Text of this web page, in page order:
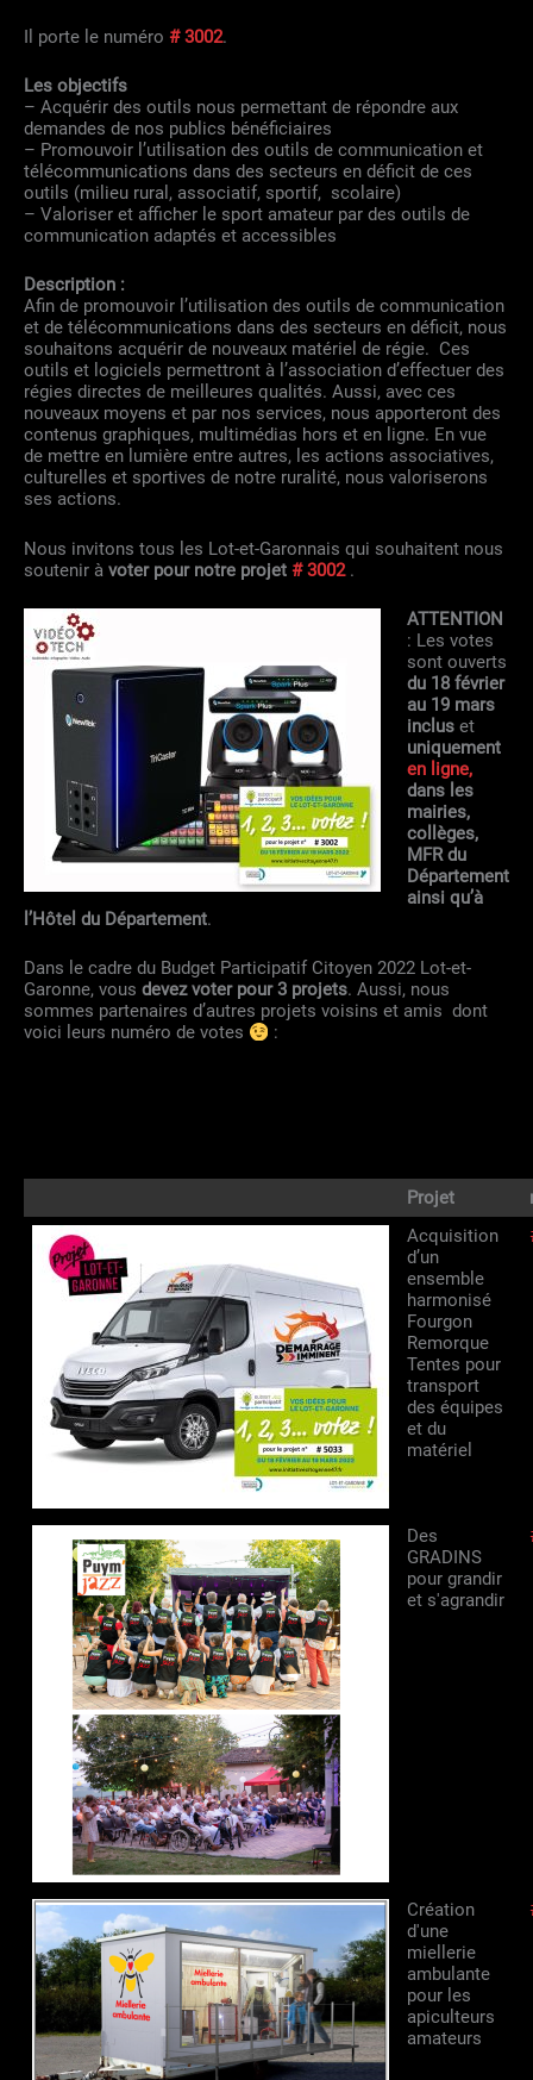
Il porte le numéro # 3002.
Les objectifs
– Acquérir des outils nous permettant de répondre aux
demandes de nos publics bénéficiaires
– Promouvoir l’utilisation des outils de communication et
télécommunications dans des secteurs en déficit de ces
outils (milieu rural, associatif, sportif, scolaire)
– Valoriser et afficher le sport amateur par des outils de
communication adaptés et accessibles
Description :
Afin de promouvoir l’utilisation des outils de communication
et de télécommunications dans des secteurs en déficit, nous
souhaitons acquérir de nouveaux matériel de régie. Ces
outils et logiciels permettront à l’association d’effectuer des
régies directes de meilleures qualités. Aussi, avec ces
nouveaux moyens et par nos services, nous apporteront des
contenus graphiques, multimédias hors et en ligne. En vue
de mettre en lumière entre autres, les actions associatives,
culturelles et sportives de notre ruralité, nous valoriserons
ses actions.
Nous invitons tous les Lot-et-Garonnais qui souhaitent nous
soutenir à voter pour notre projet # 3002 .
ATTENTION
: Les votes
sont ouverts
du 18 février
au 19 mars
incluset
uniquement
en ligne,
dans les
mairies,
collèges,
MFR du
Département
ainsi qu’à
l’Hôtel du Département.
Dans le cadre du Budget Participatif Citoyen 2022 Lot-et-
Garonne, vous devez voter pour 3 projets. Aussi, nous
sommes partenaires d’autres projets voisins et amis dont
voici leurs numéro de votes
:
Projet
Acquisition
d’un
ensemble
harmonisé
Fourgon
Remorque
Tentes pour
transport
des équipes
et du
matériel
Des
GRADINS
pour grandir
et s'agrandir
Création
d'une
miellerie
ambulante
pour les
apiculteurs
amateurs